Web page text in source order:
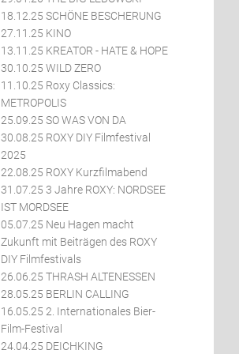
18.12.25 SCHÖNE BESCHERUNG
27.11.25 KINO
13.11.25 KREATOR - HATE & HOPE
30.10.25 WILD ZERO
11.10.25 Roxy Classics:
METROPOLIS
25.09.25 SO WAS VON DA
30.08.25 ROXY DIY Filmfestival
2025
22.08.25 ROXY Kurzfilmabend
31.07.25 3 Jahre ROXY: NORDSEE
IST MORDSEE
05.07.25 Neu Hagen macht
Zukunft mit Beiträgen des ROXY
DIY Filmfestivals
26.06.25 THRASH ALTENESSEN
28.05.25 BERLIN CALLING
16.05.25 2. Internationales Bier-
Film-Festival
24.04.25 DEICHKING